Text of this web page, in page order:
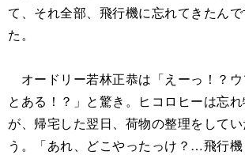
て、それ全部、飛行機に忘れてきたん
た。
オードリー若林正恭は「えーっ！？ウ
とある！？」と驚き。ヒコロヒーは忘
が、帰宅した翌日、荷物の整理をして
う。「あれ、どこやったっけ？…飛行